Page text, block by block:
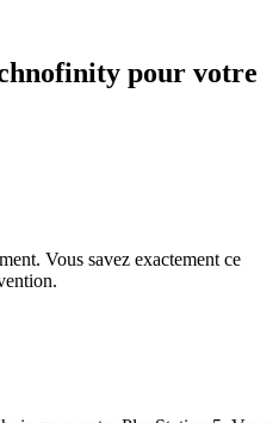
pour votre
Vous savez exactement ce